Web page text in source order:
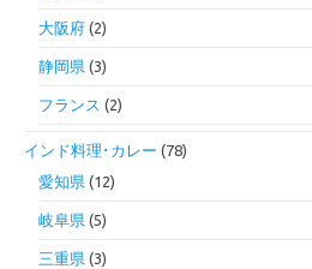
大阪府 (2)
静岡県 (3)
フランス (2)
インド料理･カレー (78)
愛知県 (12)
岐阜県 (5)
三重県 (3)